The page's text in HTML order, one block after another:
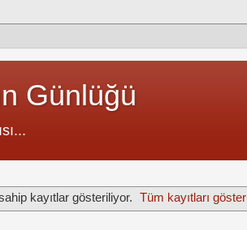
Günlüğü
kayıtlar gösteriliyor. Tüm kayıtları göster